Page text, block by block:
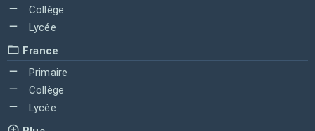
Collège
Lycée
France
Primaire
Collège
Lycée